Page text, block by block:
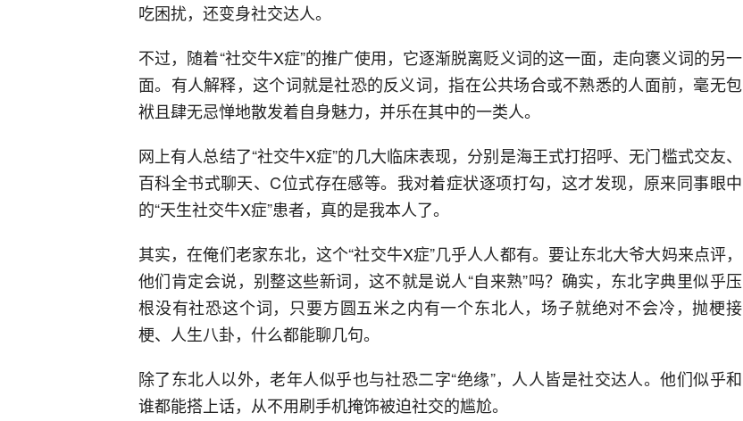
吃困扰，还变身社交达人。
不过，随着“社交牛X症”的推广使用，它逐渐脱离贬义词的这一面，走向褒义词的另一
面。有人解释，这个词就是社恐的反义词，指在公共场合或不熟悉的人面前，毫无包
袱且肆无忌惮地散发着自身魅力，并乐在其中的一类人。
网上有人总结了“社交牛X症”的几大临床表现，分别是海王式打招呼、无门槛式交友、
百科全书式聊天、C位式存在感等。我对着症状逐项打勾，这才发现，原来同事眼中
的“天生社交牛X症”患者，真的是我本人了。
其实，在俺们老家东北，这个“社交牛X症”几乎人人都有。要让东北大爷大妈来点评，
他们肯定会说，别整这些新词，这不就是说人“自来熟”吗？确实，东北字典里似乎压
根没有社恐这个词，只要方圆五米之内有一个东北人，场子就绝对不会冷，抛梗接
梗、人生八卦，什么都能聊几句。
除了东北人以外，老年人似乎也与社恐二字“绝缘”，人人皆是社交达人。他们似乎和
谁都能搭上话，从不用刷手机掩饰被迫社交的尴尬。